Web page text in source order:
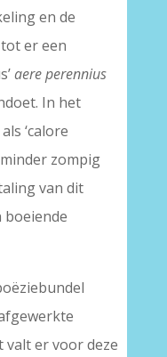
en de
er een
aere perennius
In het
‘calore
zompig
van dit
boeiende
valt er voor deze